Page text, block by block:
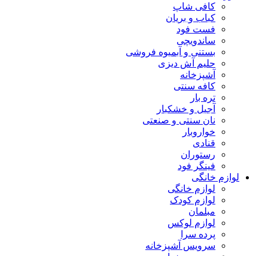
کافی شاپ
کباب و بریان
فست فود
ساندویچی
بستنی و آبمیوه فروشی
حلیم آش دیزی
آشپزخانه
کافه سنتی
تره بار
آجیل و خشکبار
نان سنتی و صنعتی
خواروبار
قنادی
رستوران
فینگر فود
لوازم خانگی
لوازم خانگی
لوازم کودک
مبلمان
لوازم لوکس
پرده سرا
سرویس آشپزخانه